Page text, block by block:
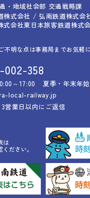
・地域社会部 交通戦略課
株式会社 / 弘南鉄道株式会
式会社東日本旅客鉄道株式
ご不明な点は事務局までお気軽
002-358
～17:00
夏季・年末年
local-railway.jp
営業日以内にご返信
は
ださい。